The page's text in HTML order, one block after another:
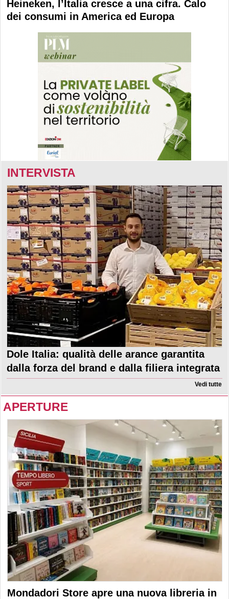
Heineken, l’Italia cresce a una cifra. Calo
dei consumi in America ed Europa
INTERVISTA
Dole Italia: qualità delle arance garantita
dalla forza del brand e dalla filiera integrata
Vedi tutte
APERTURE
Mondadori Store apre una nuova libreria in